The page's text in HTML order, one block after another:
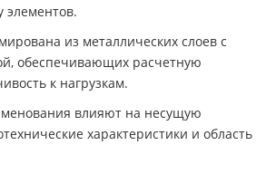
из металлических слоев с
обеспечивающих расчетную
к нагрузкам.
влияют на несущую
характеристики и область